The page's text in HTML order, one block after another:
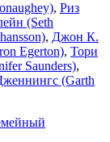
, Риз
(Seth
, Джон К.
Egerton), Тори
Saunders),
(Garth